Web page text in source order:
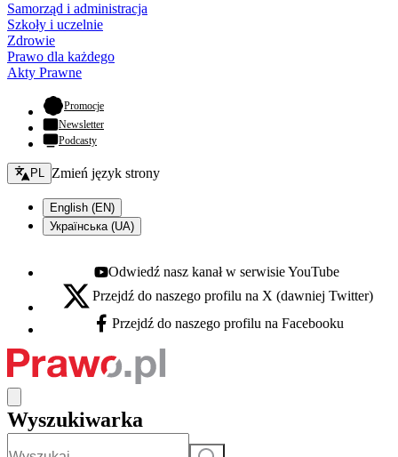
Samorząd i administracja
Szkoły i uczelnie
Zdrowie
Prawo dla każdego
Akty Prawne
Promocje- otwiera się w nowej karcie
Newsletter
Podcasty
Zmień język - bieżący:
PL Zmień język strony
English (EN)
Українська (UA)
Youtube - otwiera się w nowej karcie
Odwiedź nasz kanał w serwisie YouTube
X - otwiera się w nowej karcie
Przejdź do naszego profilu na X (dawniej Twitter)
Facebook - otwiera się w nowej karcie
Przejdź do naszego profilu na Facebooku
Wyszukiwarka
Szukaj